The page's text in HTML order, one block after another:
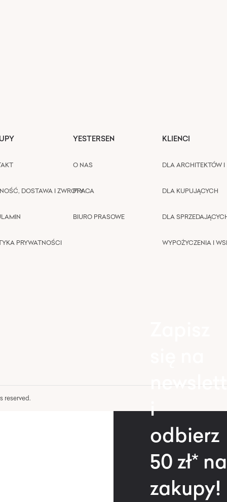
DOSTAWA I ZWROTY
PRYWATNOŚCI
YESTERSEN
O NAS
PRACA
BIURO PRASOWE
KLIENCI
DLA ARCHITEKTÓW I
DLA KUPUJĄCYCH
DLA
WYPOŻYCZENIA I
reserved.
i
odbierz
50 zł* na
zakupy!